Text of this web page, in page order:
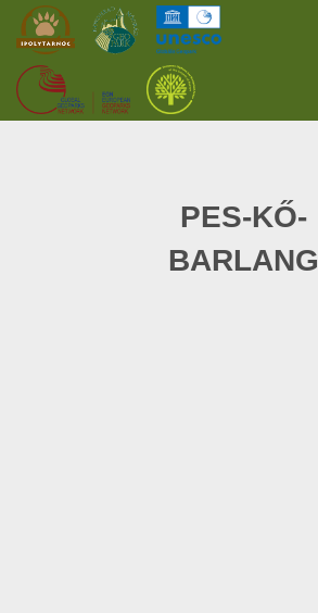
SZOLGÁLTATÁSOK
PES-KŐ-
BARLANG